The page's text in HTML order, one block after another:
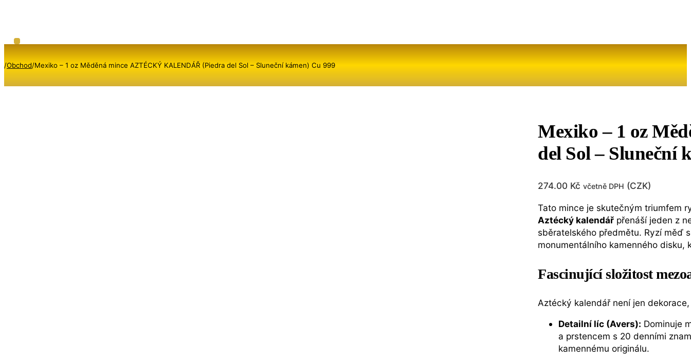
/Obchod/Mexiko – 1 oz Měděná mince AZTÉCKÝ KALENDÁŘ (Piedra del Sol – Sluneční kámen) Cu 999
Mexiko – 1 oz
del Sol – Sluneční
274.00 Kč včetně DPH (CZK)
Tato mince je skutečným triumfem
Aztécký kalendář přenáší jeden z
sběratelského předmětu. Ryzí měď
monumentálního kamenného
Fascinující složitost
Aztécký kalendář není jen
Detailní líc (Avers): Dominuje
a prstencem s 20 denními
kamennému originálu.